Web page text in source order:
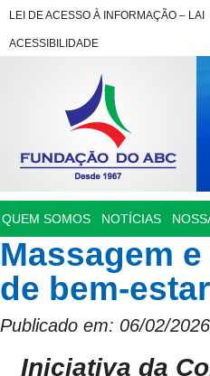
LEI DE ACESSO À INFORMAÇÃO – LAI
ACESSIBILIDADE
QUEM SOMOS NOTÍCIAS
Massagem
de bem-
Publicado em: 06/02/2026
Iniciativa da